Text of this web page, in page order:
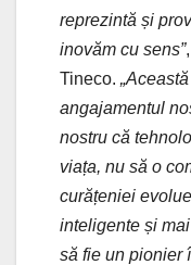
reprezintă și
inovăm cu sens”
Tineco.
angajamentul
nostru că
viața, nu să o
curățeniei
inteligente și
să fie un pionier